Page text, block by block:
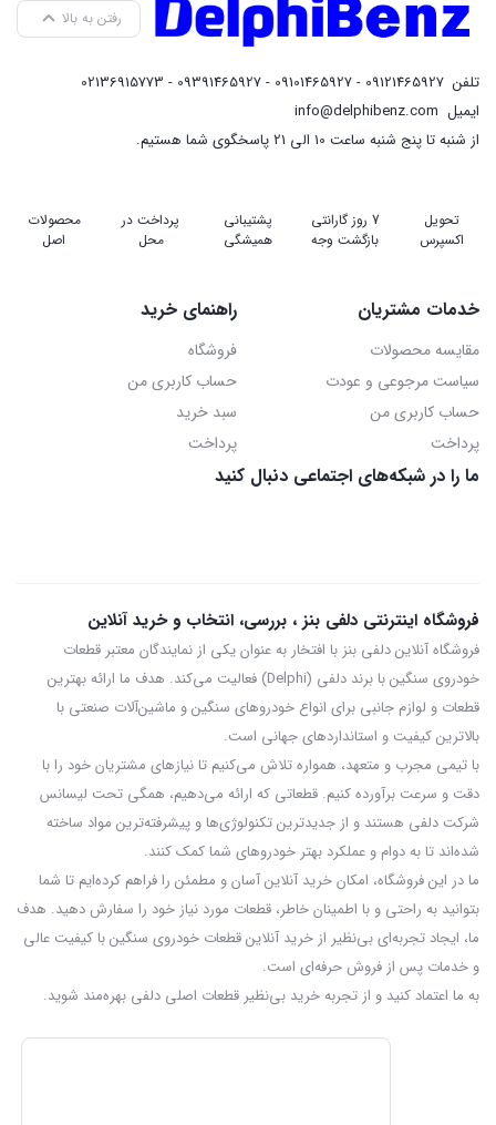
رفتن به بالا
تلفن 09121465927 - 09101465927 - 09391465927 - 02136915773
ایمیل info@delphibenz.com
از شنبه تا پنج شنبه ساعت 10 الی 21 پاسخگوی شما هستیم.
تحویل
اکسپرس
7 روز گارانتی
بازگشت وجه
پشتیبانی
همیشگی
پرداخت در
محل
محصولات
اصل
خدمات مشتریان
مقایسه محصولات
سیاست مرجوعی و عودت
حساب کاربری من
پرداخت
راهنمای خرید
فروشگاه
حساب کاربری من
سبد خرید
پرداخت
ما را در شبکه‌های اجتماعی دنبال کنید
فروشگاه اینترنتی دلفی بنز ، بررسی، انتخاب و خرید آنلاین
فروشگاه آنلاین دلفی بنز با افتخار به عنوان یکی از نمایندگان معتبر قطعات
خودروی سنگین با برند دلفی (Delphi) فعالیت می‌کند. هدف ما ارائه بهترین
قطعات و لوازم جانبی برای انواع خودروهای سنگین و ماشین‌آلات صنعتی با
بالاترین کیفیت و استانداردهای جهانی است.
با تیمی مجرب و متعهد، همواره تلاش می‌کنیم تا نیازهای مشتریان خود را با
دقت و سرعت برآورده کنیم. قطعاتی که ارائه می‌دهیم، همگی تحت لیسانس
شرکت دلفی هستند و از جدیدترین تکنولوژی‌ها و پیشرفته‌ترین مواد ساخته
شده‌اند تا به دوام و عملکرد بهتر خودروهای شما کمک کنند.
ما در این فروشگاه، امکان خرید آنلاین آسان و مطمئن را فراهم کرده‌ایم تا شما
بتوانید به راحتی و با اطمینان خاطر، قطعات مورد نیاز خود را سفارش دهید. هدف
ما، ایجاد تجربه‌ای بی‌نظیر از خرید آنلاین قطعات خودروی سنگین با کیفیت عالی
و خدمات پس از فروش حرفه‌ای است.
به ما اعتماد کنید و از تجربه‌ خرید بی‌نظیر قطعات اصلی دلفی بهره‌مند شوید.